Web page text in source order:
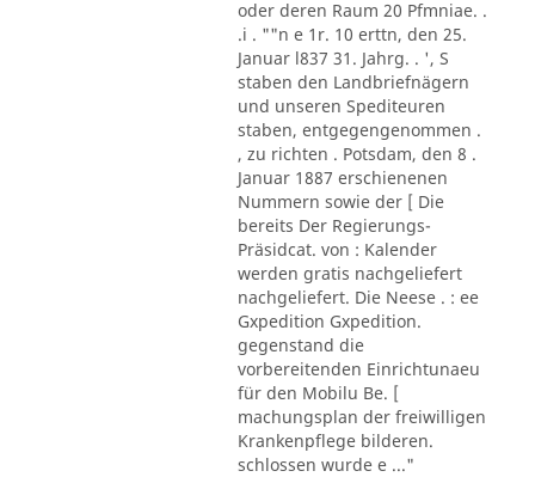
oder deren Raum 20 Pfmniae. .
.i . ""n e 1r. 10 erttn, den 25.
Januar l837 31. Jahrg. . ', S
staben den Landbriefnägern
und unseren Spediteuren
staben, entgegengenommen .
, zu richten . Potsdam, den 8 .
Januar 1887 erschienenen
Nummern sowie der [ Die
bereits Der Regierungs-
Präsidcat. von : Kalender
werden gratis nachgeliefert
nachgeliefert. Die Neese . : ee
Gxpedition Gxpedition.
gegenstand die
vorbereitenden Einrichtunaeu
für den Mobilu Be. [
machungsplan der freiwilligen
Krankenpflege bilderen.
schlossen wurde e ..."